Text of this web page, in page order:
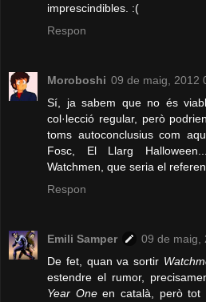
imprescindibles. :(
Respon
Moroboshi 09 de maig, 2012
Sí, ja sabem que no és
col·lecció regular, però
toms autoconclusius com
Fosc, El Llarg
Watchmen, que seria el
Respon
Emili Samper
09 de maig,
De fet, quan va sortir
estendre el rumor,
Year Oneen català, però tot